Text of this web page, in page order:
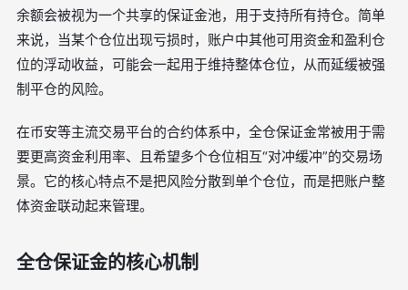
余额会被视为一个共享的保证金池，用于支持所有持仓。简单
来说，当某个仓位出现亏损时，账户中其他可用资金和盈利仓
位的浮动收益，可能会一起用于维持整体仓位，从而延缓被强
制平仓的风险。
在币安等主流交易平台的合约体系中，全仓保证金常被用于需
要更高资金利用率、且希望多个仓位相互“对冲缓冲”的交易场
景。它的核心特点不是把风险分散到单个仓位，而是把账户整
体资金联动起来管理。
全仓保证金的核心机制